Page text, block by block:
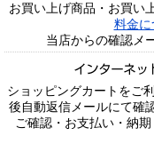
お買い上げ商品・お買い
料金に
当店からの確認メ
ショッピングカートをご
後自動返信メールにて確
ご確認・お支払い・納